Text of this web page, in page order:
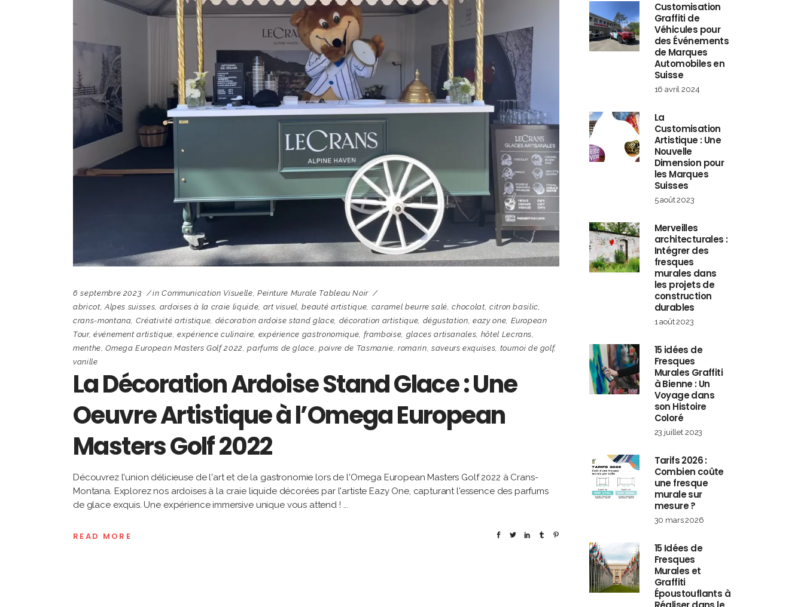
6 septembre 2023 in Communication Visuelle, Peinture Murale Tableau Noir
abricot,Alpes suisses, ardoises à la craie liquide, art visuel,beauté artistique, caramel beurre salé,chocolat, citron basilic,
crans-montana, Créativité artistique, décoration ardoise stand glace, décoration artistique, dégustation, eazy one, European
Tour, événement artistique,expérience culinaire, expérience gastronomique, framboise, glaces artisanales, hôtel Lecrans,
menthe,Omega European Masters Golf 2022,parfums de glace,poivre de Tasmanie,romarin, saveurs exquises, tournoi de golf,
vanille
La Décoration Ardoise Stand Glace : Une
Oeuvre Artistique à l’Omega European
Masters Golf 2022
Découvrez l'union délicieuse de l'art et de la gastronomie lors de l'Omega European Masters Golf 2022 à Crans-
Montana. Explorez nos ardoises à la craie liquide décorées par l'artiste Eazy One, capturant l'essence des parfums
de glace exquis. Une expérience immersive unique vous attend !
READ MORE
Customisation
Graffiti de
Véhicules pour
des Événements
de Marques
Automobiles en
Suisse
16 avril 2024
La
Customisation
Artistique : Une
Nouvelle
Dimension pour
les Marques
Suisses
5 août 2023
Merveilles
architecturales :
Intégrer des
fresques
murales dans
les projets de
construction
durables
1 août 2023
15 idées de
Fresques
Murales Graffiti
à Bienne : Un
Voyage dans
son Histoire
Coloré
23 juillet 2023
Tarifs 2026 :
Combien coûte
une fresque
murale sur
mesure ?
30 mars 2026
15 Idées de
Fresques
Murales et
Graffiti
Époustouflants à